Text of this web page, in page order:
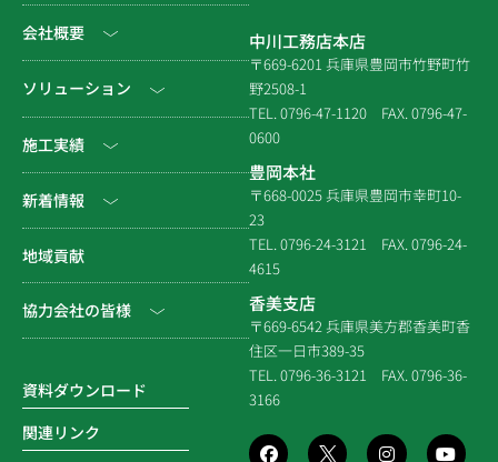
会社概要
社長挨拶
会社沿革
拠点一覧
企業倫理規定
品質方針
環境方針
ソリューション
公共工事
住宅関連
各種連携
災害時対応等
施工実績
土木
建築（民間）
新着情報
NEWS & EVENT
メディア掲載
地域貢献
協力会社の皆様
資料ダウンロード
関連リンク
中川工務店本店
〒669-6201 兵庫県豊岡市竹野町竹
野2508-1
TEL. 0796-47-1120 FAX. 0796-47-
0600
豊岡本社
〒668-0025 兵庫県豊岡市幸町10-
23
TEL. 0796-24-3121 FAX. 0796-24-
4615
香美支店
〒669-6542 兵庫県美方郡香美町香
住区一日市389-35
TEL. 0796-36-3121 FAX. 0796-36-
3166